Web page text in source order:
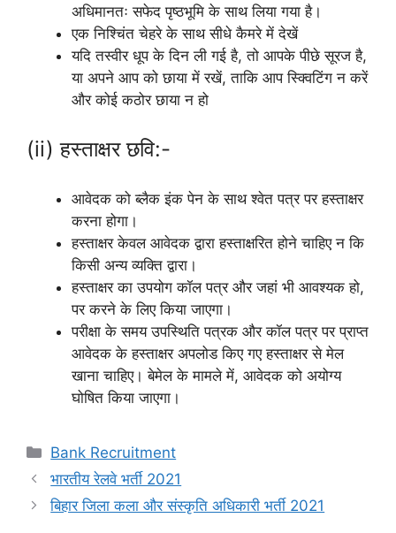
अधिमानतः सफेद पृष्ठभूमि के साथ लिया गया है।
एक निश्चिंत चेहरे के साथ सीधे कैमरे में देखें
यदि तस्वीर धूप के दिन ली गई है, तो आपके पीछे सूरज है,
या अपने आप को छाया में रखें, ताकि आप स्क्विटिंग न करें
और कोई कठोर छाया न हो
(ii) हस्ताक्षर छवि:-
आवेदक को ब्लैक इंक पेन के साथ श्वेत पत्र पर हस्ताक्षर
करना होगा।
हस्ताक्षर केवल आवेदक द्वारा हस्ताक्षरित होने चाहिए न कि
किसी अन्य व्यक्ति द्वारा।
हस्ताक्षर का उपयोग कॉल पत्र और जहां भी आवश्यक हो,
पर करने के लिए किया जाएगा।
परीक्षा के समय उपस्थिति पत्रक और कॉल पत्र पर प्राप्त
आवेदक के हस्ताक्षर अपलोड किए गए हस्ताक्षर से मेल
खाना चाहिए। बेमेल के मामले में, आवेदक को अयोग्य
घोषित किया जाएगा।
Categories
Bank Recruitment
भारतीय रेलवे भर्ती 2021
बिहार जिला कला और संस्कृति अधिकारी भर्ती 2021